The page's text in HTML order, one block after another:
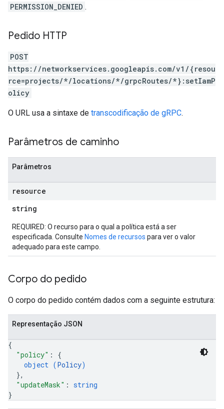
PERMISSION_DENIED .
Pedido HTTP
POST
https://networkservices.googleapis.com/v1/{resou
rce=projects/*/locations/*/grpcRoutes/*}:setIamP
olicy
O URL usa a sintaxe de transcodificação de gRPC.
Parâmetros de caminho
Parâmetros
resource
string
REQUIRED: O recurso para o qual a política está a ser
especificada. Consulte Nomes de recursos para ver o valor
adequado para este campo.
Corpo do pedido
O corpo do pedido contém dados com a seguinte estrutura:
Representação JSON
{
"policy" : {
object (Policy)
},
"updateMask" : string
}